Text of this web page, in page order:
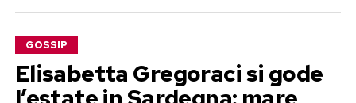
GOSSIP
Elisabetta Gregoraci si gode